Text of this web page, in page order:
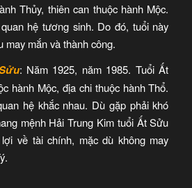
Thủy, thiên can thuộc hành Mộc.
hệ tương sinh. Do đó, tuổi này
may mắn và thành công.
: Năm 1925, năm 1985. Tuổi Ất
hành Mộc, địa chi thuộc hành Thổ.
hệ khắc nhau. Dù gặp phải khó
mệnh Hải Trung Kim tuổi Ất Sửu
về tài chính, mặc dù không may